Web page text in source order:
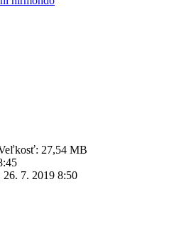
27,54 MB
26. 7. 2019 8:50